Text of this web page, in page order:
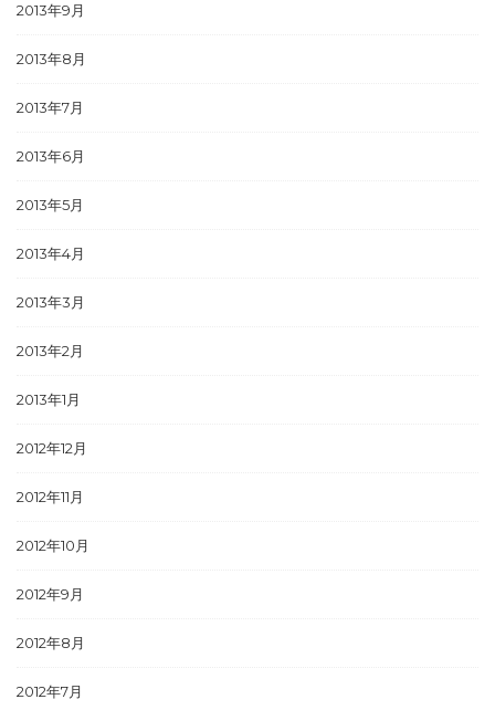
2013年9月
2013年8月
2013年7月
2013年6月
2013年5月
2013年4月
2013年3月
2013年2月
2013年1月
2012年12月
2012年11月
2012年10月
2012年9月
2012年8月
2012年7月